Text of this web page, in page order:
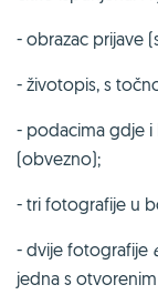
- obrazac prijave
- životopis, s
- podacima gdje i
(obvezno);
- tri fotografije u
- dvije fotografije
jedna s